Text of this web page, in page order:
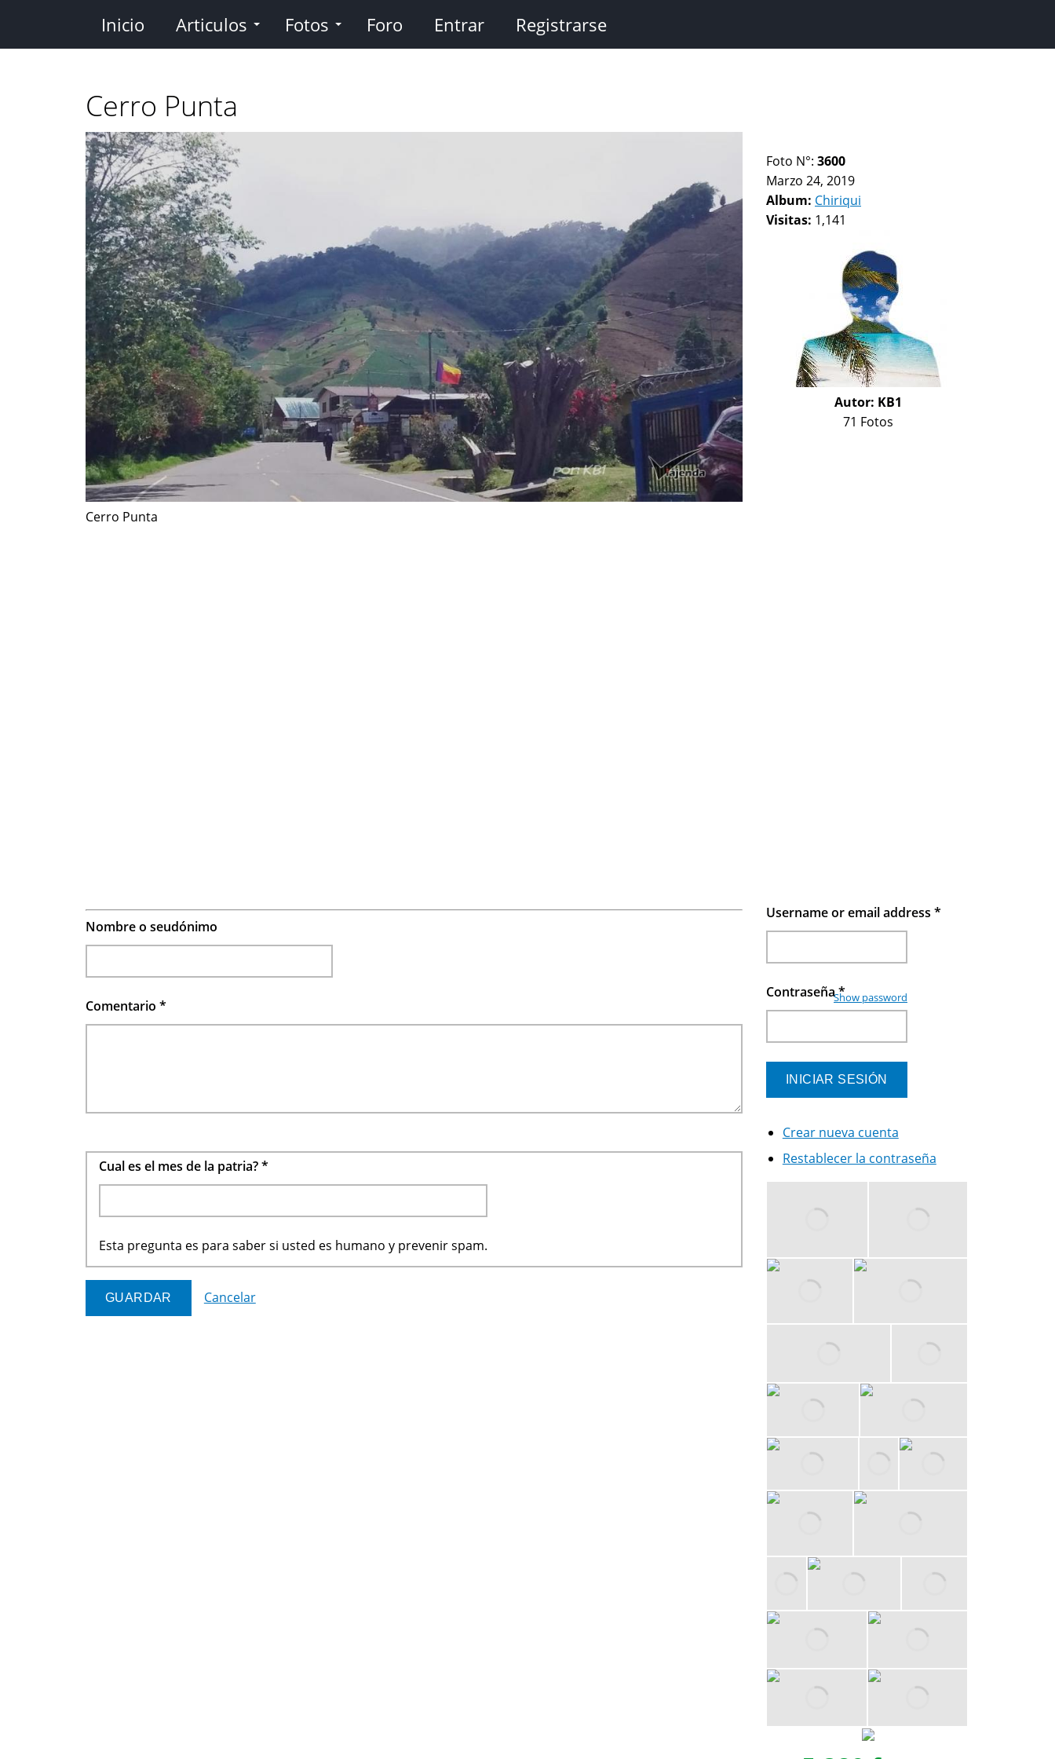
contenido
Inicio Articulos Fotos Foro Entrar Registrarse
Cerro Punta
Cerro Punta
Foto N°: 3600
Marzo 24, 2019
Album: Chiriqui
Visitas: 1,141
Autor: KB1
71 Fotos
Nombre o seudónimo
Comentario *
Cual es el mes de la patria?*
Esta pregunta es para saber si usted es humano y prevenir spam.
Cancelar
Username or email address *
Contraseña*
Show password
Crear nueva cuenta
Restablecer la contraseña